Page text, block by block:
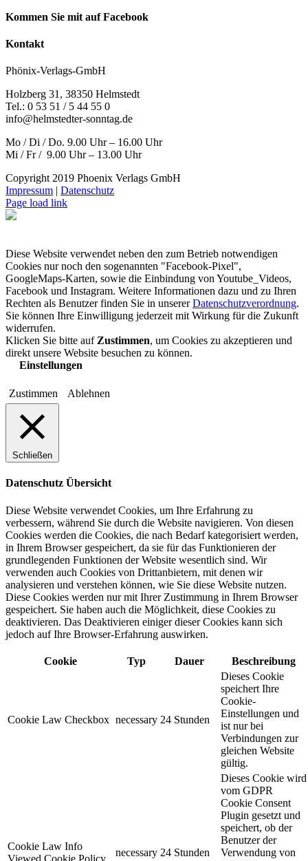
Kommen Sie mit auf Facebook
Kontakt
Phönix-Verlags-GmbH
Holzberg 31, 38350 Helmstedt
Tel.: 0 53 51 / 5 44 55 0
info@helmstedter-sonntag.de
Mo / Di / Do. 9.00 Uhr – 16.00 Uhr
Mi / Fr / 9.00 Uhr – 13.00 Uhr
Copyright 2019 Phoenix Verlags GmbH
Impressum | Datenschutz
Page load link
Diese Website verwendet neben den zum Betrieb notwendigen
Cookies nur noch den sogenannten "Facebook-Pixel",
GoogleMaps-Karten, sowie die Einbindung von Youtube_Videos,
Facebook und Instagram. Weitere Informationen dazu und zu Ihren
Rechten als Benutzer finden Sie in unsererDatenschutzverordnung.
Sie können Ihre Einwilligung jederzeit mit Wirkung für die Zukunft
widerrufen.
Klicken Sie bitte auf Zustimmen, um Cookies zu akzeptieren und
direkt unsere Website besuchen zu können.
Einstellungen
Zustimmen Ablehnen
Schließen
Datenschutz Übersicht
Diese Website verwendet Cookies, um Ihre Erfahrung zu
verbessern, während Sie durch die Website navigieren. Von diesen
Cookies werden die Cookies, die nach Bedarf kategorisiert werden,
in Ihrem Browser gespeichert, da sie für das Funktionieren der
grundlegenden Funktionen der Website wesentlich sind. Wir
verwenden auch Cookies von Drittanbietern, mit denen wir
analysieren und verstehen können, wie Sie diese Website nutzen.
Diese Cookies werden nur mit Ihrer Zustimmung in Ihrem Browser
gespeichert. Sie haben auch die Möglichkeit, diese Cookies zu
deaktivieren. Das Deaktivieren einiger dieser Cookies kann sich
jedoch auf Ihre Browser-Erfahrung auswirken.
Cookie Typ Dauer Beschreibung
Cookie Law Checkbox necessary 24 Stunden
Dieses Cookie
speichert Ihre
Cookie-
Einstellungen und
ist nur bei
Verbindungen zur
gleichen Website
gültig.
Cookie Law Info
Viewed Cookie Policy
necessary 24 Stunden
Dieses Cookie wird
vom GDPR
Cookie Consent
Plugin gesetzt und
speichert, ob der
Benutzer der
Verwendung von